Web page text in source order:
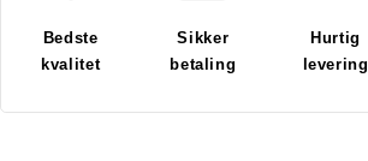
Bedste
kvalitet
Sikker
betaling
Hurtig
levering